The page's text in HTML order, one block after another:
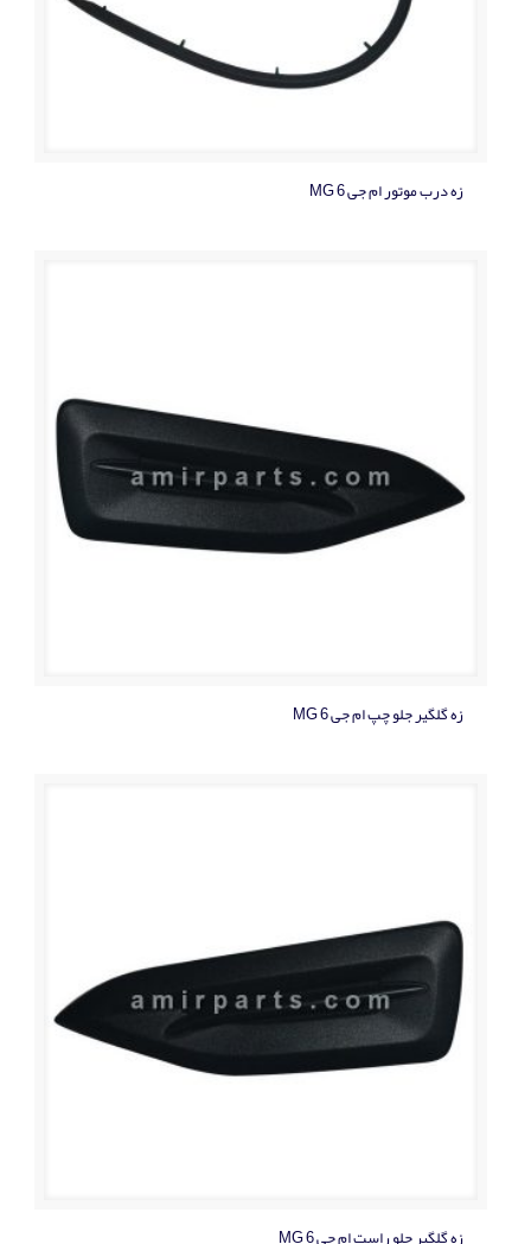
زه درب موتور ام جی MG 6
زه گلگير جلو چپ ام جی MG 6